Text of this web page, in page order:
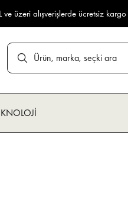
üzeri alışverişlerde ücretsiz kargo